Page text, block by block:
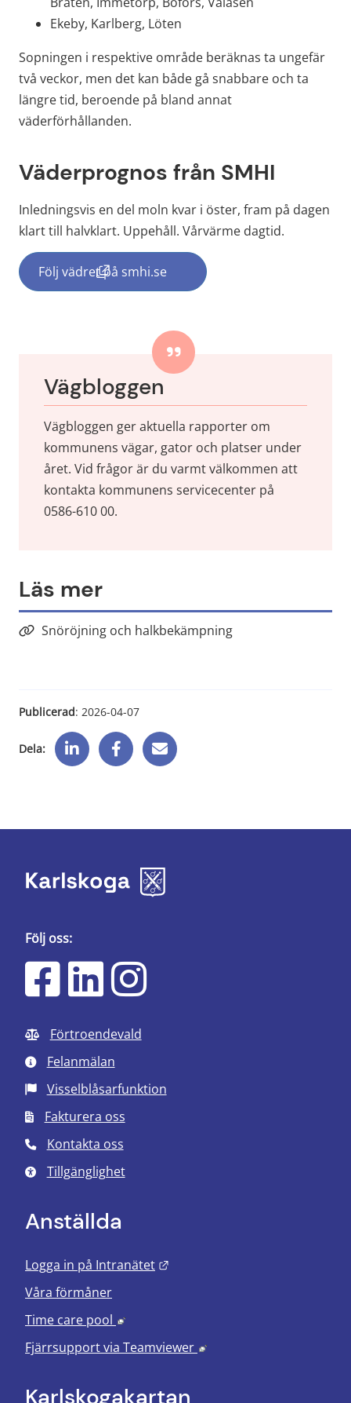
Ekeby, Karlberg, Löten
Sopningen i respektive område beräknas ta ungefär
två veckor, men det kan både gå snabbare och ta
längre tid, beroende på bland annat
väderförhållanden.
Väderprognos från SMHI
Inledningsvis en del moln kvar i öster, fram på dagen
klart till halvklart. Uppehåll. Vårvärme dagtid.
Följ vädret på smhi.se(länk till annan webbplats, öppnas i nytt
Vägbloggen
Vägbloggen ger aktuella rapporter om
kommunens vägar, gator och platser under
året. Vid frågor är du varmt välkommen att
kontakta kommunens servicecenter på
0586-610 00.
Läs mer
Snöröjning och halkbekämpning
Publicerad: 2026-04-07
Dela:
Följ oss:
Förtroendevald
Felanmälan
Visselblåsarfunktion
Fakturera oss
Kontakta oss
Tillgänglighet
Anställda
Logga in på Intranätet
Våra förmåner
Time care pool
Länk till annan webbplats, öppnas i
Fjärrsupport via Teamviewer Länk till annan
Karlskoga­kartan